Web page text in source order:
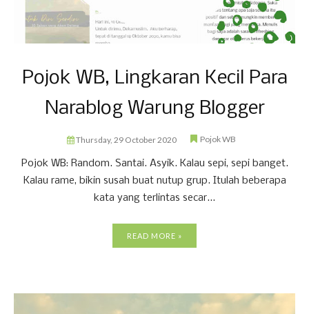
Pojok WB, Lingkaran Kecil Para
Narablog Warung Blogger
Thursday, 29 October 2020 Pojok WB
Pojok WB: Random. Santai. Asyik. Kalau sepi, sepi banget.
Kalau rame, bikin susah buat nutup grup. Itulah beberapa
kata yang terlintas secar...
READ MORE »